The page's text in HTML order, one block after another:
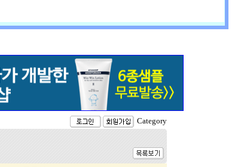
Category